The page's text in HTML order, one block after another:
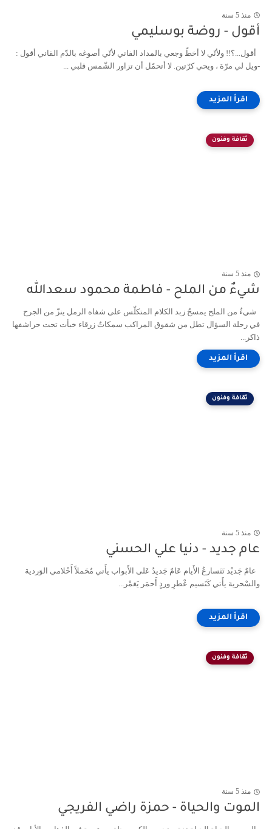
منذ 5 سنة
أقول - روضة بوسليمي
أقول...؟!! ولأنّي لا أخطّ وجعي بالمداد الفاني لأنّي أصوغه بالدّم القاني أقول :
-ويل لي مرّة ، ويحي كرّتين. لا أتحمّل أن تزاور الشّمس قلبي ...
ثقافة وفنون
منذ 5 سنة
شيءٌ من الملح - فاطمة محمود سعدالله
شيءٌ من الملح يمسحُ زبد الكلام المتكلّس على شفاه الرمل ينزّ من الجرح
في رحلة السؤال تطل من شقوق المراكب سمكاتٌ زرقاء خبأت تحت حراشفها
ذاكر...
ثقافة وفنون
منذ 5 سنة
عام جديد - دنيا علي الحسني
عامٌ جَديْد تَتَسارعُ الأَيام عَامٌ جَديدٌ عَلى الأَبواب يأَتي مُحَملاً أَحْلامي الوَردية
والسْحرية يأَتي كَنَسيم عْطرِ وردٍ أَحمَر يَغمْر...
ثقافة وفنون
منذ 5 سنة
الموت والحياة - حمزة راضي الفريجي